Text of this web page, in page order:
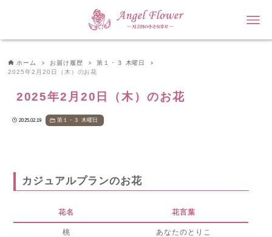
ホーム お届け履歴
第１・３ 木曜日
2025年2月20日（木）のお花
2025年2月20日（木）のお花
2025.02.19 第１・３ 木曜日
カジュアルプランのお花
花名 花言葉
桃 あなたのとりこ